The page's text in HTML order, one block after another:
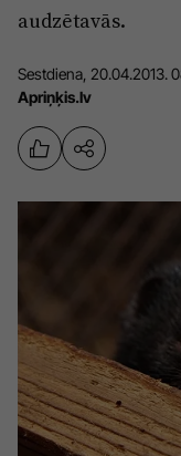
Pašvaldības
Veselība
Ģimene
Pierīga
Ādaži
Ķekava
audzētavās.
Sestdiena, 20.04.2013.
Apriņķis.lv